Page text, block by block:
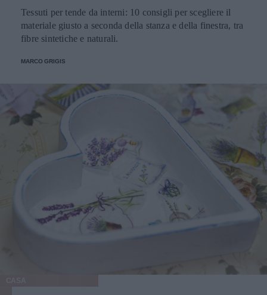
Tessuti per tende da interni: 10 consigli per scegliere il
materiale giusto a seconda della stanza e della finestra, tra
fibre sintetiche e naturali.
MARCO GRIGIS